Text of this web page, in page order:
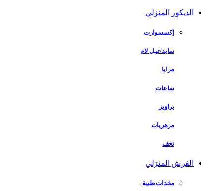
الديكور المنزلي
إكسسوارت
سايد/تيبل لام
مرايا
ساعات
براويز
مزهريات
تحف
الفرش المنزلي
مخدات طبية